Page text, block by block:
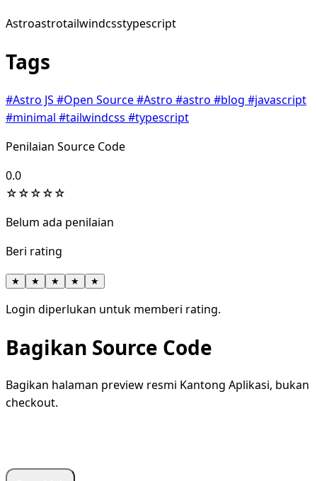
Astroastrotailwindcsstypescript
Tags
#Astro JS #Open Source#Astro #astro #blog #javascript
#minimal #tailwindcss #typescript
Penilaian Source Code
0.0
☆☆☆☆☆
Belum ada penilaian
Beri rating
★ ★ ★ ★ ★
Login diperlukan untuk memberi rating.
Bagikan Source Code
Bagikan halaman preview resmi Kantong Aplikasi, bukan
checkout.